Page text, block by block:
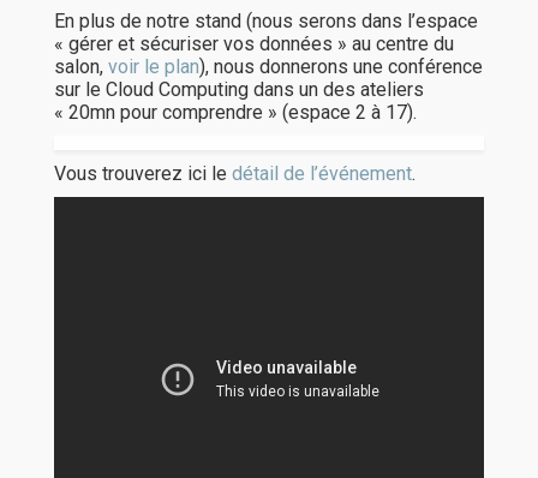
En plus de notre stand (nous serons dans l’espace
« gérer et sécuriser vos données » au centre du
salon, voir le plan), nous donnerons une conférence
sur le Cloud Computing dans un des ateliers
« 20mn pour comprendre » (espace 2 à 17).
Vous trouverez ici le détail de l’événement.